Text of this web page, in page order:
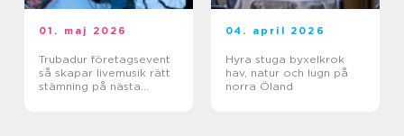
01. maj 2026
Trubadur företagsevent
så skapar livemusik rätt
stämning på nästa
04. april 2026
Hyra stuga byxelkrok
hav, natur och lugn på
norra Öland